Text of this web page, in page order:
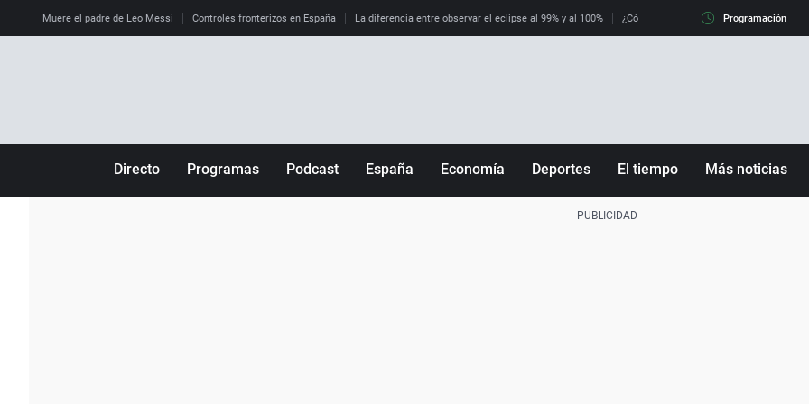
Muere el padre de Leo Messi Controles fronterizos en España La diferencia entre observar el eclipse al 99% y al 100% ¿Cómo es llegar a Italia con controles
Programación
Directo Programas Podcast España Economía Deportes El tiempo Más noticias